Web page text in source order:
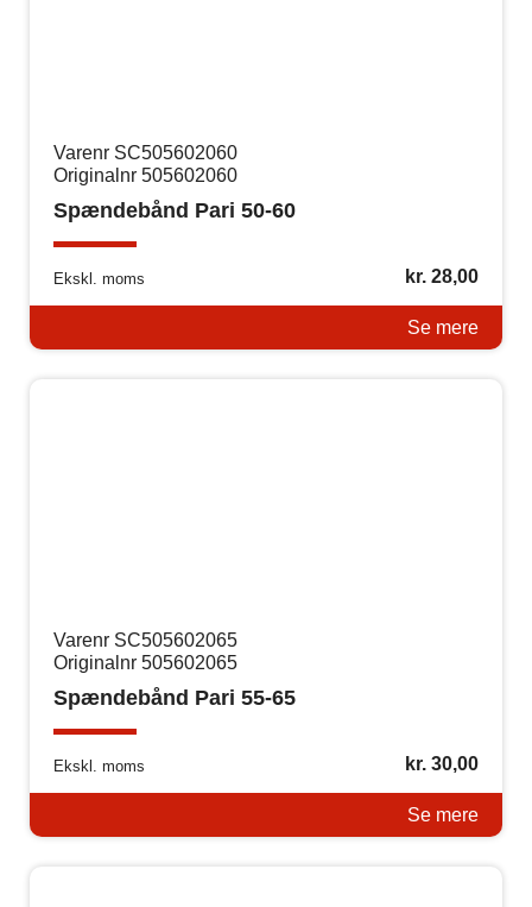
Varenr SC505602060
Originalnr 505602060
Spændebånd Pari 50-60
Ekskl. moms kr.28,00
Se mere
Varenr SC505602065
Originalnr 505602065
Spændebånd Pari 55-65
Ekskl. moms kr.30,00
Se mere